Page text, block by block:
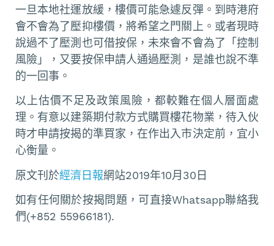
一旦本地社運放緩，樓價可能急遽反彈。到時港府
會不會為了壓抑樓價，將希望之門關上。或者現時
說過不了壓測也可借按保，未來會不會為了「控制
風險」，又要按保申請人通過壓測，是誰也說不準
的一回事。
以上估價不足及政策風險，都較難在個人層面處
理。有意以建築期付款方式購買樓花物業，待入伙
時才申請按揭的準買家，在作出入市決定前，宜小
心衡量。
原文刊於經濟日報網站2019年10月30日
如有任何關於按揭問題，可直接Whatsapp聯絡我
們(+852 55966181).